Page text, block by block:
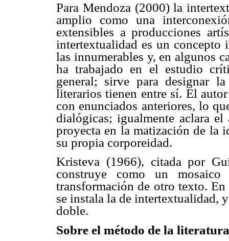
Para Mendoza (2000) la
amplio como una
extensibles a producciones
intertextualidad es un
las innumerables y, en algunos
ha trabajado en el estudio
general; sirve para designar
literarios tienen entre sí. El
con enunciados anteriores, lo
dialógicas; igualmente aclara
proyecta en la matización de la
su propia corporeidad.
Kristeva (1966), citada por
construye como un
transformación de otro texto.
se instala la de intertextualidad,
doble.
Sobre el método de la